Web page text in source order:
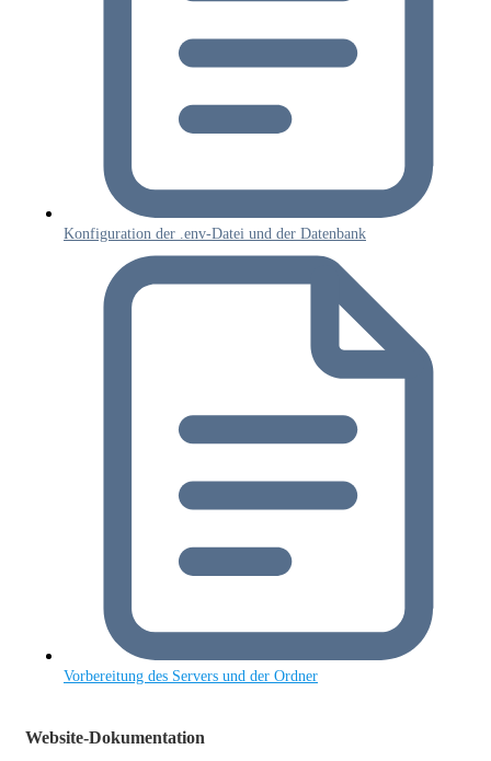
Konfiguration der .env-Datei und der Datenbank
Vorbereitung des Servers und der Ordner
Website-Dokumentation